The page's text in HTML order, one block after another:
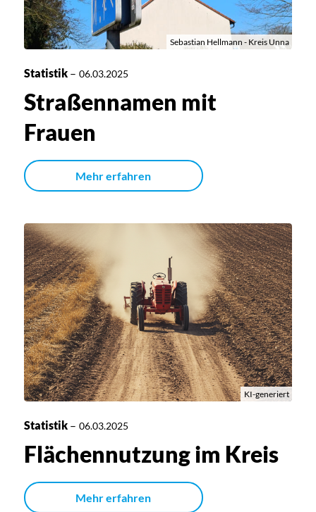
Sebastian Hellmann - Kreis Unna
Statistik– 06.03.2025
Straßennamen mit
Frauen
Mehr erfahren
KI-generiert
Statistik– 06.03.2025
Flächennutzung im Kreis
Mehr erfahren